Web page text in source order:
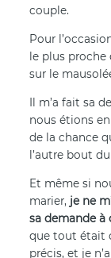
couple.
Pour
le plus proche
sur le
Il m’a fait sa
nous étions
de la chance
l’autre bout
Et même si
marier, je ne
sa demande
que tout était
précis, et je